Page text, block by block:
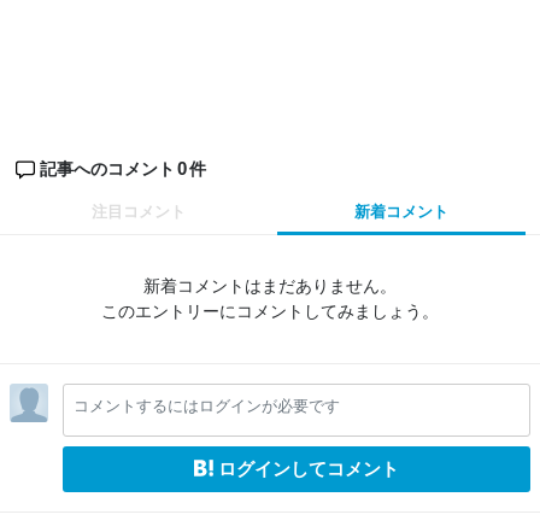
記事へのコメント 0件
注目コメント 新着コメント
新着コメントはまだありません。
このエントリーにコメントしてみましょう。
コメントするにはログインが必要です
ログインしてコメント